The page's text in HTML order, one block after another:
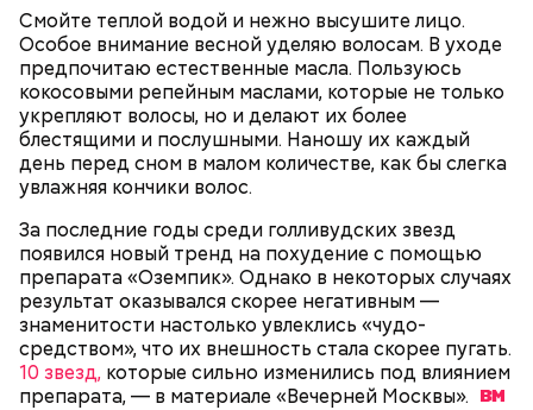
Смойте теплой водой и нежно высушите лицо.
Особое внимание весной уделяю волосам. В уходе
предпочитаю естественные масла. Пользуюсь
кокосовыми репейным маслами, которые не только
укрепляют волосы, но и делают их более
блестящими и послушными. Наношу их каждый
день перед сном в малом количестве, как бы слегка
увлажняя кончики волос.
За последние годы среди голливудских звезд
появился новый тренд на похудение с помощью
препарата «Оземпик». Однако в некоторых случаях
результат оказывался скорее негативным —
знаменитости настолько увлеклись «чудо-
средством», что их внешность стала скорее пугать.
10 звезд, которые сильно изменились под влиянием
препарата, — в материале «Вечерней Москвы».
В Международный день холостяка все мужчины
без пары видятся со своими друзьями, устраивают
вечеринки, играют в видеоигры и проводят время,
Ингредиенты:
беременным, кормящим женщинам;
людям с ослабленной иммунной системой;
пожилым;
детям.